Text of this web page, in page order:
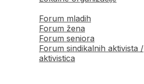
Forum mladih
Forum žena
Forum seniora
Forum sindikalnih aktivista /
aktivistica